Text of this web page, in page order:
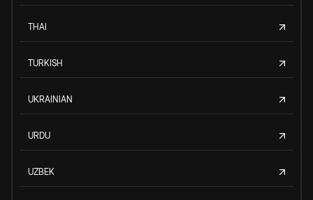
THAI
TURKISH
UKRAINIAN
URDU
UZBEK